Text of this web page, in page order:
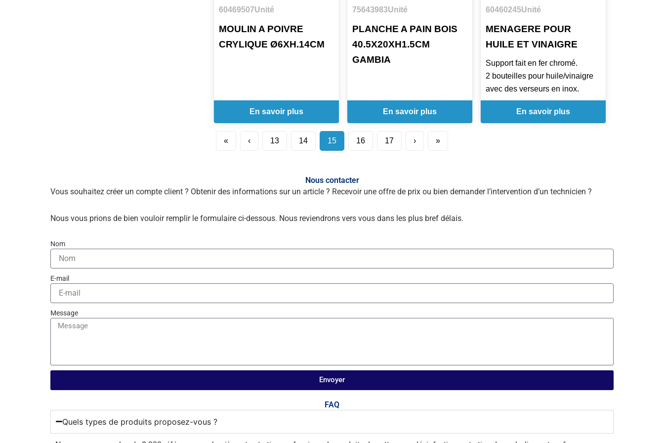
60469507Unité
MOULIN A POIVRE
CRYLIQUE Ø6XH.14CM
En savoir plus
75643983Unité
PLANCHE A PAIN BOIS
40.5X20XH1.5CM
GAMBIA
En savoir plus
60460245Unité
MENAGERE POUR
HUILE ET VINAIGRE
Support fait en fer chromé.
2 bouteilles pour huile/vinaigre
avec des verseurs en inox.
En savoir plus
« ‹ 13 14 15 16 17 › »
Nous contacter
Vous souhaitez créer un compte client ? Obtenir des informations sur un article ? Recevoir une offre de prix ou bien demander l’intervention d’un technicien ?
Nous vous prions de bien vouloir remplir le formulaire ci-dessous. Nous reviendrons vers vous dans les plus bref délais.
Nom
E-mail
Message
Envoyer
FAQ
Quels types de produits proposez-vous ?